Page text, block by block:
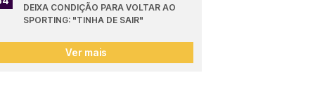
DEIXA CONDIÇÃO PARA VOLTAR AO
SPORTING: "TINHA DE SAIR"
Ver mais